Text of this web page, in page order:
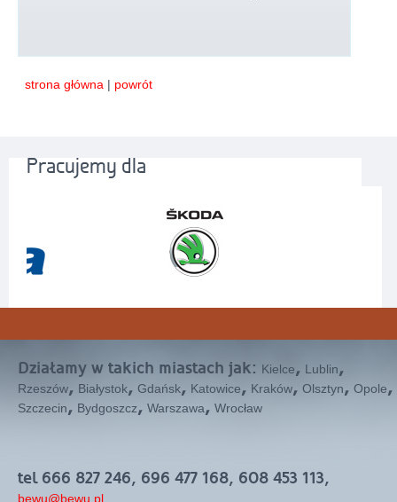
strona główna | powrót
Pracujemy dla
Działamy w takich miastach jak: Kielce, Lublin,
Rzeszów, Białystok, Gdańsk, Katowice, Kraków, Olsztyn, Opole,
Szczecin, Bydgoszcz, Warszawa, Wrocław
tel 666 827 246, 696 477 168, 608 453 113,
bewu@bewu.pl